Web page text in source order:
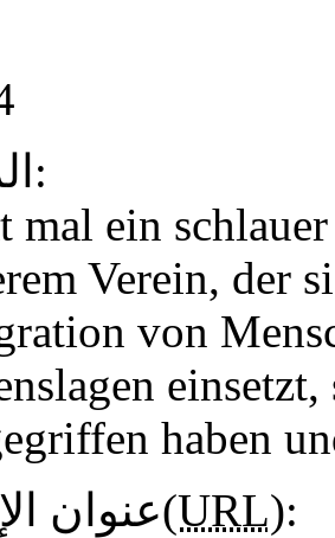
المناسبة:
mal ein
Verein, der
von
haben
عنوان الإنترنيت(URL):